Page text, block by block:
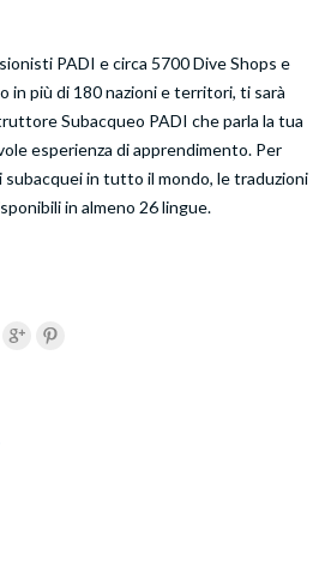
PADI e circa 5700 Dive Shops e
in più di 180 nazioni e territori, ti sarà
Subacqueo PADI che parla la tua
esperienza di apprendimento. Per
subacquei in tutto il mondo, le traduzioni
in almeno 26 lingue.